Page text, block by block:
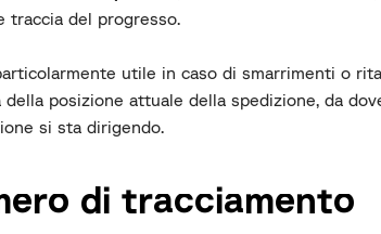
traccia del progresso.
utile in caso di smarrimenti o
della posizione attuale della spedizione, da
si sta dirigendo.
di tracciamento